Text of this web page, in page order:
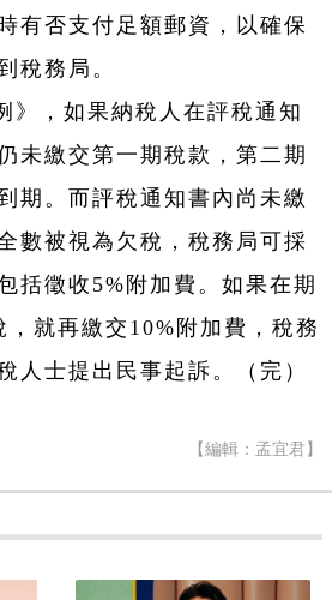
有否支付足額郵資，以確保
稅務局。
》，如果納稅人在評稅通知
未繳交第一期稅款，第二期
期。而評稅通知書內尚未繳
數被視為欠稅，稅務局可採
括徵收5%附加費。如果在期
，就再繳交10%附加費，稅務
人士提出民事起訴。（完）
【編輯：孟宜君】